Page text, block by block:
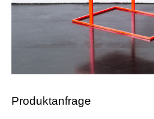
Produktanfrage